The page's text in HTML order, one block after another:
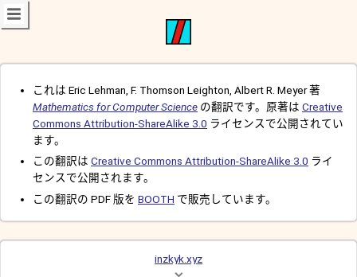
これは Eric Lehman, F. Thomson Leighton, Albert R. Meyer 著
Mathematics for Computer Science の翻訳です。原著は Creative
Commons Attribution-ShareAlike 3.0 ライセンスで公開されてい
ます。
この翻訳は Creative Commons Attribution-ShareAlike 3.0 ライ
センスで公開されます。
この翻訳の PDF 版を BOOTH で販売しています。
inzkyk.xyz